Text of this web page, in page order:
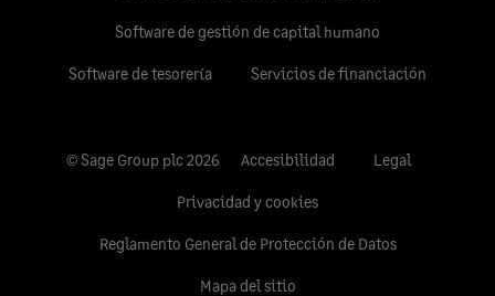
Software de gestión de capital humano
Software de tesorería Servicios de financiación
© Sage Group plc 2026 Accesibilidad Legal
Privacidad y cookies
Reglamento General de Protección de Datos
Mapa del sitio